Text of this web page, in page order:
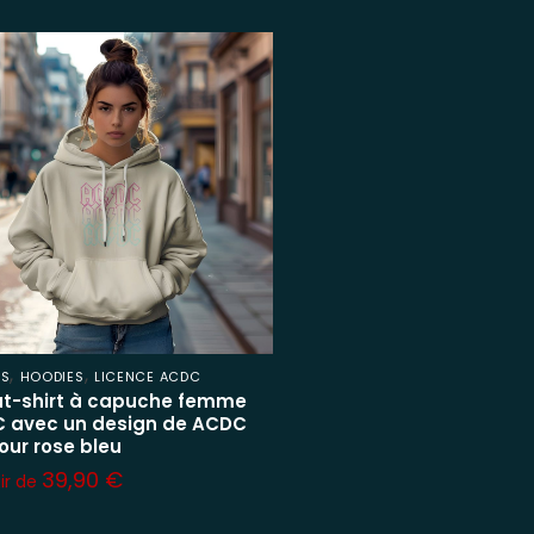
, HOODIES, LICENCE ACDC
shirt à capuche femme
avec un design de ACDC
rose bleu
de 39,90 €